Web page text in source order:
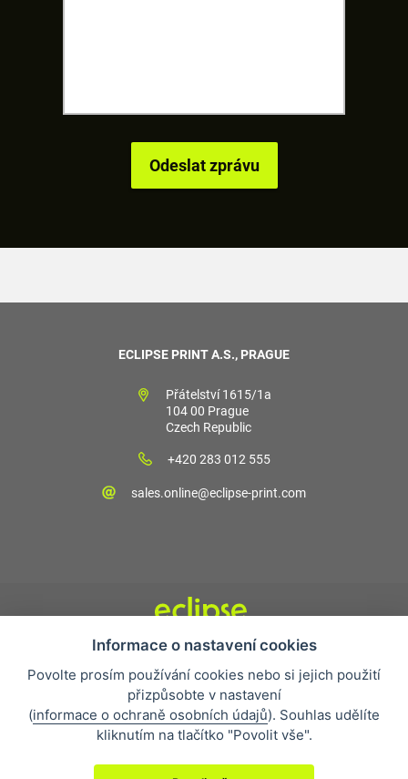
ECLIPSE PRINT A.S., PRAGUE
Přátelství 1615/1a
104 00 Prague
Czech Republic
+420 283 012 555
sales.online@eclipse-print.com
Obchodní podmínky
Nejčastější otázky
Ochrana osobních údajů
O společnosti
Whistleblowing
Informace o nastavení cookies
Povolte prosím používání cookies nebo si jejich použití
přizpůsobte v nastavení
(informace o ochraně osobních údajů). Souhlas udělíte
kliknutím na tlačítko "Povolit vše".